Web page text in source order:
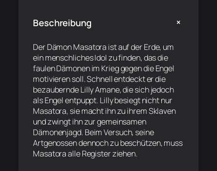
Beschreibung +
Der Dämon Masatora ist auf der Erde, um
ein menschliches Idol zu finden, das die
faulen Dämonen im Krieg gegen die Engel
motivieren soll. Schnell entdeckt er die
bezaubernde Lilly Amane, die sich jedoch
als Engel entpuppt. Lilly besiegt nicht nur
Masatora, sie macht ihn zu ihrem Sklaven
und zwingt ihn zur gemeinsamen
Dämonenjagd. Beim Versuch, seine
Artgenossen dennoch zu beschützen, muss
Masatora alle Register ziehen.